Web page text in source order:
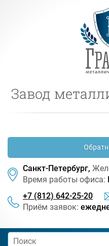
Завод
Санкт-Петербург,
Время работы офиса:
+7 (812) 642-25-20
Приём заявок: